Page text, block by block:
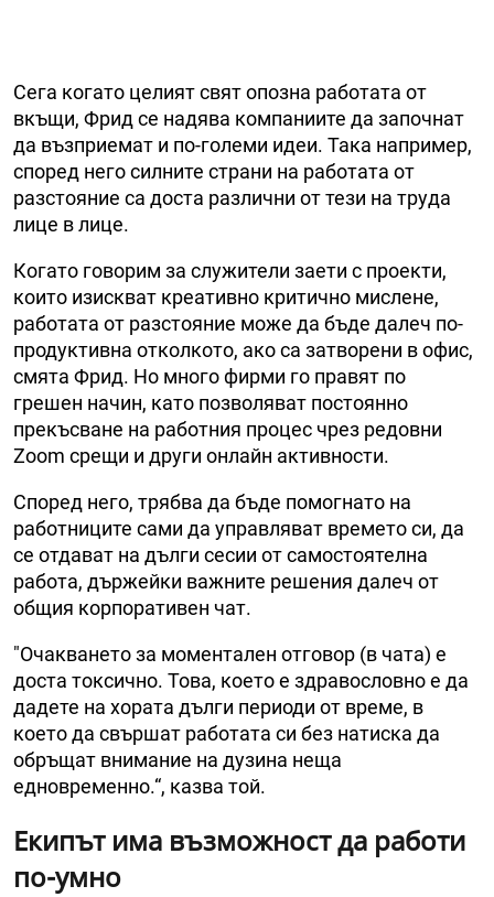
Сега когато целият свят опозна работата от
вкъщи, Фрид се надява компаниите да започнат
да възприемат и по-големи идеи. Така например,
според него силните страни на работата от
разстояние са доста различни от тези на труда
лице в лице.
Когато говорим за служители заети с проекти,
които изискват креативно критичнo мислене,
работата от разстояние може да бъде далеч по-
продуктивна отколкото, ако са затворени в офис,
смята Фрид. Но много фирми го правят по
грешен начин, като позволяват постоянно
прекъсване на работния процес чрез редовни
Zoom срещи и други онлайн активности.
Според него, трябва да бъде помогнато на
работниците сами да управляват времето си, да
се отдават на дълги сесии от самостоятелна
работа, държейки важните решения далеч от
общия корпоративен чат.
"Очакването за моментален отговор (в чата) е
доста токсично. Това, което е здравословно е да
дадете на хората дълги периоди от време, в
което да свършат работата си без натиска да
обръщат внимание на дузина неща
едновременно.“, казва той.
Екипът има възможност да работи
по-умно